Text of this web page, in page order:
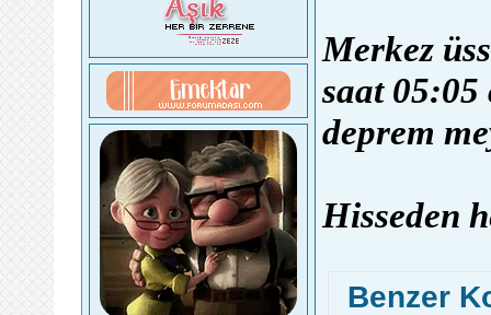
Merkez
saat
deprem
Hisseden
Benzer